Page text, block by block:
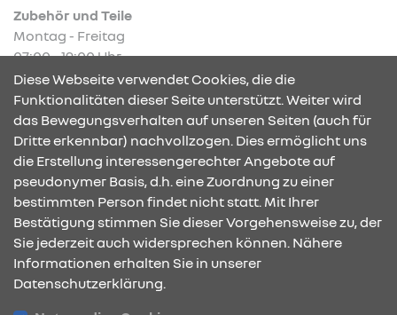
Zubehör und Teile
Montag - Freitag
07:00 - 19:00 Uhr
KONTAKT & ANFAHRT
ÖFFNUNGSZEITEN
Diese Webseite verwendet Cookies, die die
Funktionalitäten dieser Seite unterstützt. Weiter wird
das Bewegungsverhalten auf unseren Seiten (auch für
Dritte erkennbar) nachvollzogen. Dies ermöglicht uns
die Erstellung interessengerechter Angebote auf
pseudonymer Basis, d.h. eine Zuordnung zu einer
bestimmten Person findet nicht statt. Mit Ihrer
Bestätigung stimmen Sie dieser Vorgehensweise zu, der
Sie jederzeit auch widersprechen können. Nähere
Informationen erhalten Sie in unserer
Datenschutzerklärung.